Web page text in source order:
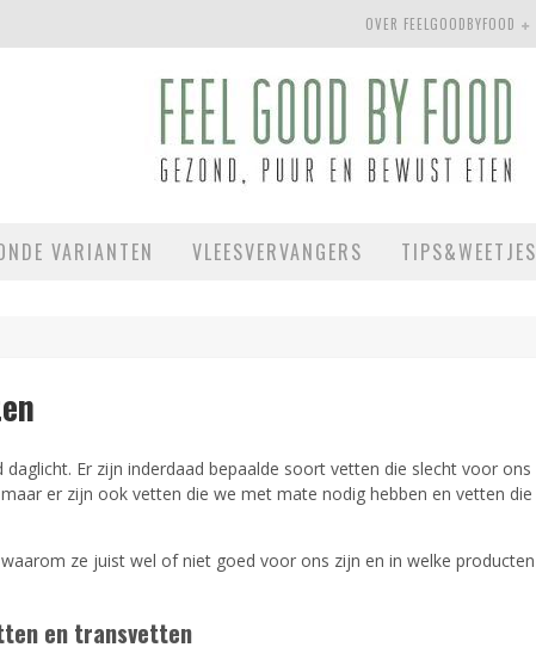
OVER FEELGOODBYFOOD
VARIANTEN VLEESVERVANGERS TIPS&WEETJES
daglicht. Er zijn inderdaad bepaalde soort vetten die slecht voor ons
er zijn ook vetten die we met mate nodig hebben en vetten die
ze juist wel of niet goed voor ons zijn en in welke producten
en transvetten